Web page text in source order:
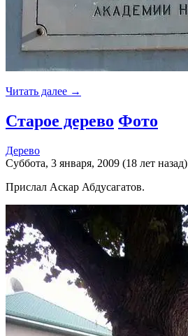
Читать далее →
Старое дерево Фото
Дерево
Суббота, 3 января, 2009 (18 лет назад)
Прислал Аскар Абдусагатов.